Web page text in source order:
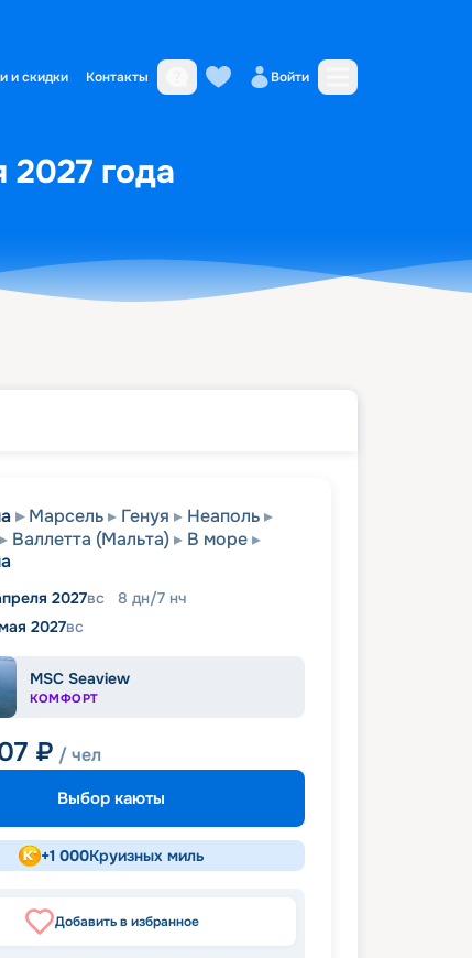
и скидки Контакты Войти
2027 года
Марсель Генуя
Неаполь
Валлетта (Мальта)
В море
2027вс 8 дн/7 нч
2027вс
MSC Seaview
КОМФОРТ
₽ / чел
Выбор каюты
+1 000Круизных миль
Добавить в избранное